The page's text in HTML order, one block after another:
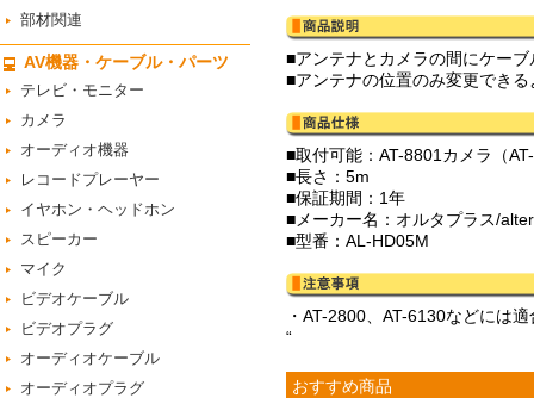
部材関連
AV機器・ケーブル・パーツ
テレビ・モニター
カメラ
オーディオ機器
レコードプレーヤー
イヤホン・ヘッドホン
スピーカー
マイク
ビデオケーブル
ビデオプラグ
オーディオケーブル
オーディオプラグ
■アンテナとカメラの間にケー
■アンテナの位置のみ変更でき
■取付可能：AT-8801カメラ（
■長さ：5m
■保証期間：1年
■メーカー名：オルタプラス/
■型番：AL-HD05M
・AT-2800、AT-6130などには
“
おすすめ商品